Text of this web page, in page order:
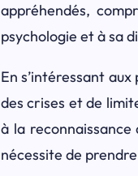
appréhendés,
psychologie et à sa
En s’intéressant
des crises et de
à la
nécessite de